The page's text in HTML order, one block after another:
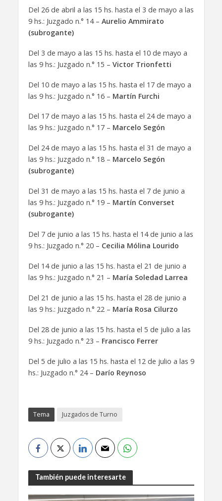
Del 26 de abril a las 15 hs. hasta el 3 de mayo a las
9 hs.: Juzgado n.° 14 – Aurelio Ammirato
(subrogante)
Del 3 de mayo a las 15 hs. hasta el 10 de mayo a
las 9 hs.: Juzgado n.° 15 – Victor Trionfetti
Del 10 de mayo a las 15 hs. hasta el 17 de mayo a
las 9 hs.: Juzgado n.° 16 – Martín Furchi
Del 17 de mayo a las 15 hs. hasta el 24 de mayo a
las 9 hs.: Juzgado n.° 17 – Marcelo Segón
Del 24 de mayo a las 15 hs. hasta el 31 de mayo a
las 9 hs.: Juzgado n.° 18 – Marcelo Segón
(subrogante)
Del 31 de mayo a las 15 hs. hasta el 7 de junio a
las 9 hs.: Juzgado n.° 19 – Martín Converset
(subrogante)
Del 7 de junio a las 15 hs. hasta el 14 de junio a las
9 hs.: Juzgado n.° 20 – Cecilia Mólina Lourido
Del 14 de junio a las 15 hs. hasta el 21 de junio a
las 9 hs.: Juzgado n.° 21 – María Soledad Larrea
Del 21 de junio a las 15 hs. hasta el 28 de junio a
las 9 hs.: Juzgado n.° 22 – María Rosa Cilurzo
Del 28 de junio a las 15 hs. hasta el 5 de julio a las
9 hs.: Juzgado n.° 23 – Francisco Ferrer
Del 5 de julio a las 15 hs. hasta el 12 de julio a las 9
hs.: Juzgado n.° 24 – Darío Reynoso
Tema Juzgados de Turno
También puede interesarte